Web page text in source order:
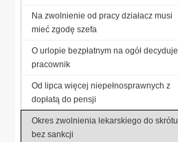
Na zwolnienie od pracy działacz musi
mieć zgodę szefa
O urlopie bezpłatnym na ogół decyduje
pracownik
Od lipca więcej niepełnosprawnych z
dopłatą do pensji
Okres zwolnienia lekarskiego do skrótu
bez sankcji